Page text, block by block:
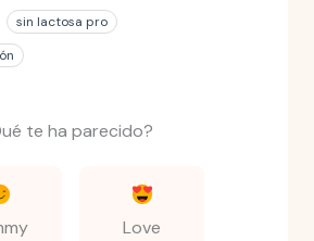
sin lactosa pro
te ha parecido?
Love